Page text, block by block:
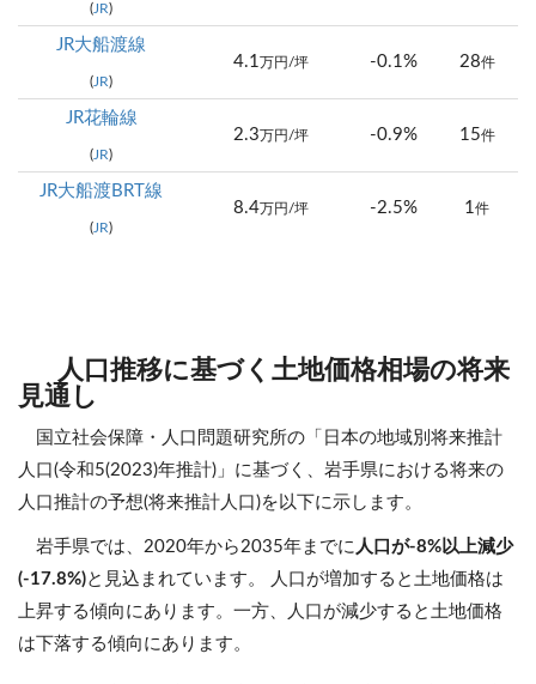
(JR)
JR大船渡線
(JR)
4.1 万円/坪 -0.1% 28件
JR花輪線
(JR)
2.3 万円/坪 -0.9% 15件
JR大船渡BRT線
(JR)
8.4万円/坪 -2.5% 1件
人口推移に基づく土地価格相場の将来
見通し
国立社会保障・人口問題研究所の「日本の地域別将来推計
人口(令和5(2023)年推計)」に基づく、岩手県における将来の
人口推計の予想(将来推計人口)を以下に示します。
岩手県では、2020年から2035年までに 人口が-8%以上減少
(-17.8%)と見込まれています。 人口が増加すると土地価格は
上昇する傾向にあります。一方、人口が減少すると土地価格
は下落する傾向にあります。